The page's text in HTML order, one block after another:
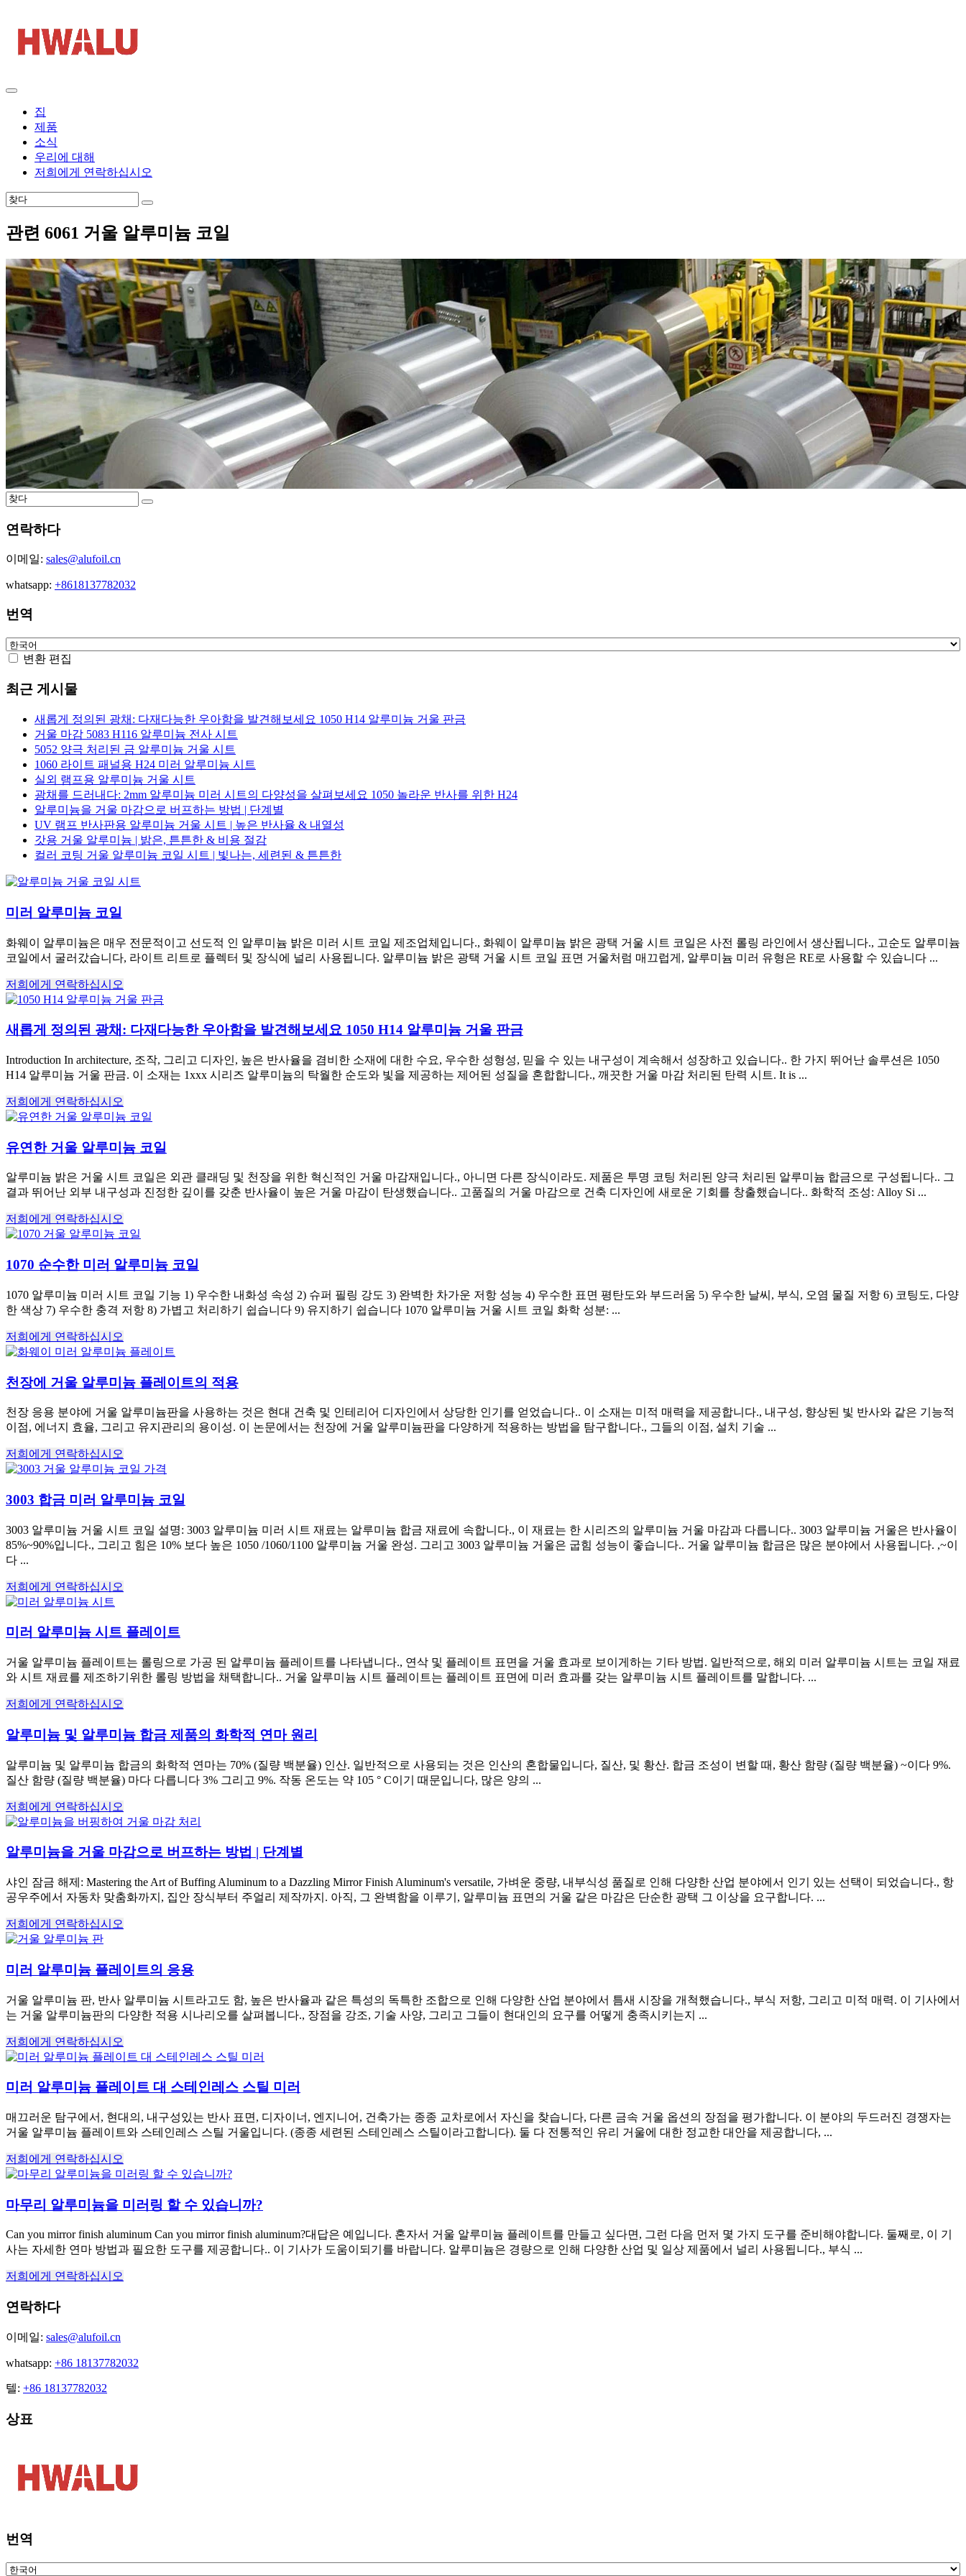
집
제품
소식
우리에 대해
저희에게 연락하십시오
관련 6061 거울 알루미늄 코일
연락하다
이메일: sales@alufoil.cn
whatsapp: +8618137782032
번역
변환 편집
최근 게시물
새롭게 정의된 광채: 다재다능한 우아함을 발견해보세요 1050 H14 알루미늄 거울 판금
거울 마감 5083 H116 알루미늄 전사 시트
5052 양극 처리된 금 알루미늄 거울 시트
1060 라이트 패널용 H24 미러 알루미늄 시트
실외 램프용 알루미늄 거울 시트
광채를 드러내다: 2mm 알루미늄 미러 시트의 다양성을 살펴보세요 1050 놀라운 반사를 위한 H24
알루미늄을 거울 마감으로 버프하는 방법 | 단계별
UV 램프 반사판용 알루미늄 거울 시트 | 높은 반사율 & 내열성
갓용 거울 알루미늄 | 밝은, 튼튼한 & 비용 절감
컬러 코팅 거울 알루미늄 코일 시트 | 빛나는, 세련된 & 튼튼한
미러 알루미늄 코일
화웨이 알루미늄은 매우 전문적이고 선도적 인 알루미늄 밝은 미러 시트 코일 제조업체입니다., 화웨이 알루미늄 밝은 광택 거울 시트 코일은 사전 롤링 라인에서 생산됩니다., 고순도 알루미늄
코일에서 굴러갔습니다, 라이트 리트로 플렉터 및 장식에 널리 사용됩니다. 알루미늄 밝은 광택 거울 시트 코일 표면 거울처럼 매끄럽게, 알루미늄 미러 유형은 RE로 사용할 수 있습니다 ...
저희에게 연락하십시오
새롭게 정의된 광채: 다재다능한 우아함을 발견해보세요 1050 H14 알루미늄 거울 판금
Introduction In architecture, 조작, 그리고 디자인, 높은 반사율을 겸비한 소재에 대한 수요, 우수한 성형성, 믿을 수 있는 내구성이 계속해서 성장하고 있습니다.. 한 가지 뛰어난 솔루션은 1050
H14 알루미늄 거울 판금. 이 소재는 1xxx 시리즈 알루미늄의 탁월한 순도와 빛을 제공하는 제어된 성질을 혼합합니다., 깨끗한 거울 마감 처리된 탄력 시트. It is ...
저희에게 연락하십시오
유연한 거울 알루미늄 코일
알루미늄 밝은 거울 시트 코일은 외관 클래딩 및 천장을 위한 혁신적인 거울 마감재입니다., 아니면 다른 장식이라도. 제품은 투명 코팅 처리된 양극 처리된 알루미늄 합금으로 구성됩니다.. 그
결과 뛰어난 외부 내구성과 진정한 깊이를 갖춘 반사율이 높은 거울 마감이 탄생했습니다.. 고품질의 거울 마감으로 건축 디자인에 새로운 기회를 창출했습니다.. 화학적 조성: Alloy Si ...
저희에게 연락하십시오
1070 순수한 미러 알루미늄 코일
1070 알루미늄 미러 시트 코일 기능 1) 우수한 내화성 속성 2) 슈퍼 필링 강도 3) 완벽한 차가운 저항 성능 4) 우수한 표면 평탄도와 부드러움 5) 우수한 날씨, 부식, 오염 물질 저항 6) 코팅도, 다양
한 색상 7) 우수한 충격 저항 8) 가볍고 처리하기 쉽습니다 9) 유지하기 쉽습니다 1070 알루미늄 거울 시트 코일 화학 성분: ...
저희에게 연락하십시오
천장에 거울 알루미늄 플레이트의 적용
천장 응용 분야에 거울 알루미늄판을 사용하는 것은 현대 건축 및 인테리어 디자인에서 상당한 인기를 얻었습니다.. 이 소재는 미적 매력을 제공합니다., 내구성, 향상된 빛 반사와 같은 기능적
이점, 에너지 효율, 그리고 유지관리의 용이성. 이 논문에서는 천장에 거울 알루미늄판을 다양하게 적용하는 방법을 탐구합니다., 그들의 이점, 설치 기술 ...
저희에게 연락하십시오
3003 합금 미러 알루미늄 코일
3003 알루미늄 거울 시트 코일 설명: 3003 알루미늄 미러 시트 재료는 알루미늄 합금 재료에 속합니다., 이 재료는 한 시리즈의 알루미늄 거울 마감과 다릅니다.. 3003 알루미늄 거울은 반사율이
85%~90%입니다., 그리고 힘은 10% 보다 높은 1050 /1060/1100 알루미늄 거울 완성. 그리고 3003 알루미늄 거울은 굽힘 성능이 좋습니다.. 거울 알루미늄 합금은 많은 분야에서 사용됩니다. ,~이
다 ...
저희에게 연락하십시오
미러 알루미늄 시트 플레이트
거울 알루미늄 플레이트는 롤링으로 가공 된 알루미늄 플레이트를 나타냅니다., 연삭 및 플레이트 표면을 거울 효과로 보이게하는 기타 방법. 일반적으로, 해외 미러 알루미늄 시트는 코일 재료
와 시트 재료를 제조하기위한 롤링 방법을 채택합니다.. 거울 알루미늄 시트 플레이트는 플레이트 표면에 미러 효과를 갖는 알루미늄 시트 플레이트를 말합니다. ...
저희에게 연락하십시오
알루미늄 및 알루미늄 합금 제품의 화학적 연마 원리
알루미늄 및 알루미늄 합금의 화학적 연마는 70% (질량 백분율) 인산. 일반적으로 사용되는 것은 인산의 혼합물입니다, 질산, 및 황산. 합금 조성이 변할 때, 황산 함량 (질량 백분율) ~이다 9%.
질산 함량 (질량 백분율) 마다 다릅니다 3% 그리고 9%. 작동 온도는 약 105 ° C이기 때문입니다, 많은 양의 ...
저희에게 연락하십시오
알루미늄을 거울 마감으로 버프하는 방법 | 단계별
샤인 잠금 해제: Mastering the Art of Buffing Aluminum to a Dazzling Mirror Finish Aluminum's versatile, 가벼운 중량, 내부식성 품질로 인해 다양한 산업 분야에서 인기 있는 선택이 되었습니다., 항
공우주에서 자동차 맞춤화까지, 집안 장식부터 주얼리 제작까지. 아직, 그 완벽함을 이루기, 알루미늄 표면의 거울 같은 마감은 단순한 광택 그 이상을 요구합니다. ...
저희에게 연락하십시오
미러 알루미늄 플레이트의 응용
거울 알루미늄 판, 반사 알루미늄 시트라고도 함, 높은 반사율과 같은 특성의 독특한 조합으로 인해 다양한 산업 분야에서 틈새 시장을 개척했습니다., 부식 저항, 그리고 미적 매력. 이 기사에서
는 거울 알루미늄판의 다양한 적용 시나리오를 살펴봅니다., 장점을 강조, 기술 사양, 그리고 그들이 현대인의 요구를 어떻게 충족시키는지 ...
저희에게 연락하십시오
미러 알루미늄 플레이트 대 스테인레스 스틸 미러
매끄러운 탐구에서, 현대의, 내구성있는 반사 표면, 디자이너, 엔지니어, 건축가는 종종 교차로에서 자신을 찾습니다, 다른 금속 거울 옵션의 장점을 평가합니다. 이 분야의 두드러진 경쟁자는
거울 알루미늄 플레이트와 스테인레스 스틸 거울입니다. (종종 세련된 스테인레스 스틸이라고합니다). 둘 다 전통적인 유리 거울에 대한 정교한 대안을 제공합니다, ...
저희에게 연락하십시오
마무리 알루미늄을 미러링 할 수 있습니까?
Can you mirror finish aluminum Can you mirror finish aluminum?대답은 예입니다. 혼자서 거울 알루미늄 플레이트를 만들고 싶다면, 그런 다음 먼저 몇 가지 도구를 준비해야합니다. 둘째로, 이 기
사는 자세한 연마 방법과 필요한 도구를 제공합니다.. 이 기사가 도움이되기를 바랍니다. 알루미늄은 경량으로 인해 다양한 산업 및 일상 제품에서 널리 사용됩니다., 부식 ...
저희에게 연락하십시오
연락하다
이메일: sales@alufoil.cn
whatsapp: +86 18137782032
텔: +86 18137782032
상표
번역